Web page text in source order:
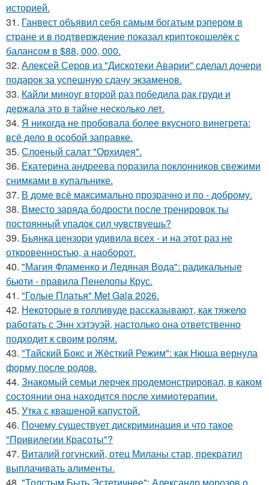
историей.
31. Ганвест объявил себя самым богатым рэпером в
стране и в подтверждение показал криптокошелёк с
балансом в $88, 000, 000.
32. Алексей Серов из "Дискотеки Аварии" сделал дочери
подарок за успешную сдачу экзаменов.
33. Кайли миноуг второй раз победила рак груди и
держала это в тайне несколько лет.
34. Я никогда не пробовала более вкусного винегрета:
всё дело в особой заправке.
35. Слоеный салат "Орхидея".
36. Екатерина андреева поразила поклонников свежими
снимками в купальнике.
37. В доме всё максимально прозрачно и по - доброму.
38. Вместо заряда бодрости после тренировок ты
постоянный упадок сил чувствуешь?
39. Бьянка цензори удивила всех - и на этот раз не
откровенностью, а наоборот.
40. "Магия Фламенко и Ледяная Вода": радикальные
бьюти - правила Пенелопы Крус.
41. "Голые Платья" Met Gala 2026.
42. Некоторые в голливуде рассказывают, как тяжело
работать с Энн хэтэуэй, настолько она ответственно
подходит к своим ролям.
43. "Тайский Бокс и Жёсткий Режим": как Нюша вернула
форму после родов.
44. Знакомый семьи лерчек продемонстрировал, в каком
состоянии она находится после химиотерапии.
45. Утка с квашеной капустой.
46. Почему существует дискриминация и что такое
"Привилегии Красоты"?
47. Виталий гогунский, отец Миланы стар, прекратил
выплачивать алименты.